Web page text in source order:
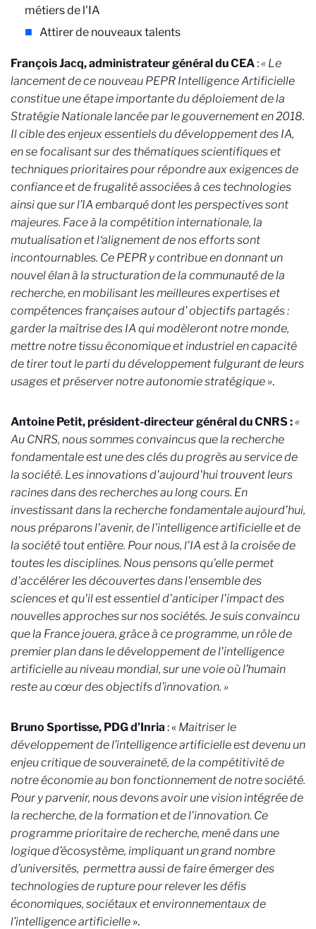
métiers de l'IA
Attirer de nouveaux talents
François Jacq, administrateur général du CEA:« Le
lancement de ce nouveau PEPR Intelligence Artificielle
constitue une étape importante du déploiement de la
Stratégie Nationale lancée par le gouvernement en 2018.
Il cible des enjeux essentiels du développement des IA,
en se focalisant sur des thématiques scientifiques et
techniques prioritaires pour répondre aux exigences de
confiance et de frugalité associées à ces technologies
ainsi que sur l’IA embarqué dont les perspectives sont
majeures. Face à la compétition internationale, la
mutualisation et l‘alignement de nos efforts sont
incontournables. Ce PEPR y contribue en donnant un
nouvel élan à la structuration de la communauté de la
recherche, en mobilisant les meilleures expertises et
compétences françaises autour d’ objectifs partagés :
garder la maîtrise des IA qui modèleront notre monde,
mettre notre tissu économique et industriel en capacité
de tirer tout le parti du développement fulgurant de leurs
usages et préserver notre autonomie stratégique ».
Antoine Petit, président-directeur général du CNRS :«
Au CNRS, nous sommes convaincus que la recherche
fondamentale est une des clés du progrès au service de
la société. Les innovations d'aujourd'hui trouvent leurs
racines dans des recherches au long cours. En
investissant dans la recherche fondamentale aujourd'hui,
nous préparons l'avenir, de l'intelligence artificielle et de
la société tout entière. Pour nous, l'IA est à la croisée de
toutes les disciplines. Nous pensons qu'elle permet
d'accélérer les découvertes dans l'ensemble des
sciences et qu'il est essentiel d'anticiper l'impact des
nouvelles approches sur nos sociétés. Je suis convaincu
que la France jouera, grâce à ce programme, un rôle de
premier plan dans le développement de l'intelligence
artificielle au niveau mondial, sur une voie où l’humain
reste au cœur des objectifs d’innovation. »
Bruno Sportisse, PDG d’Inria: « Maitriser le
développement de l’intelligence artificielle est devenu un
enjeu critique de souveraineté, de la compétitivité de
notre économie au bon fonctionnement de notre société.
Pour y parvenir, nous devons avoir une vision intégrée de
la recherche, de la formation et de l'innovation. Ce
programme prioritaire de recherche, mené dans une
logique d’écosystème, impliquant un grand nombre
d’universités, permettra aussi de faire émerger des
technologies de rupture pour relever les défis
économiques, sociétaux et environnementaux de
l’intelligence artificielle ».